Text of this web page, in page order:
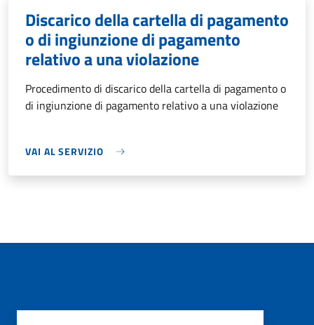
Discarico della cartella di pagamento
o di ingiunzione di pagamento
relativo a una violazione
Procedimento di discarico della cartella di pagamento o
di ingiunzione di pagamento relativo a una violazione
VAI AL SERVIZIO